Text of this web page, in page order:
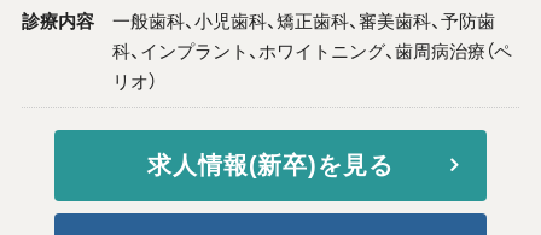
診療内容
一般歯科、小児歯科、矯正歯科、審美歯科、予防歯
科、インプラント、ホワイトニング、歯周病治療（ペ
リオ）
求人情報(新卒)を見る